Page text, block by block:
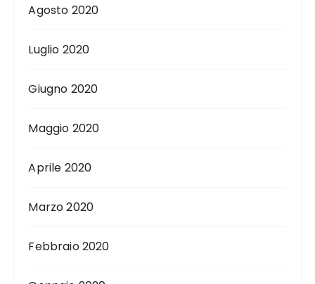
Agosto 2020
Luglio 2020
Giugno 2020
Maggio 2020
Aprile 2020
Marzo 2020
Febbraio 2020